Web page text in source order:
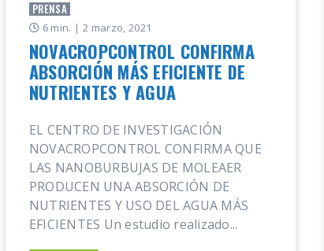
PRENSA
6 min. | 2 marzo, 2021
NOVACROPCONTROL CONFIRMA
ABSORCIÓN MÁS EFICIENTE DE
NUTRIENTES Y AGUA
EL CENTRO DE INVESTIGACIÓN
NOVACROPCONTROL CONFIRMA QUE
LAS NANOBURBUJAS DE MOLEAER
PRODUCEN UNA ABSORCIÓN DE
NUTRIENTES Y USO DEL AGUA MÁS
EFICIENTES Un estudio realizado...